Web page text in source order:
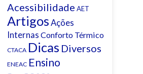
Acessibilidade AET
ArtigosAções
Internas Conforto Térmico
CTACA Dicas Diversos
ENEAC Ensino